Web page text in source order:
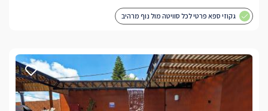
גקוזי ספא פרטי לכל סוויטה מול נוף מרהיב